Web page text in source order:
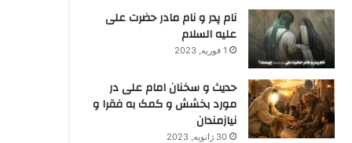
نام پدر و نام مادر حضرت علی
علیه السلام
1 فوریه, 2023
حدیث و سخنان امام علی در
مورد بخشش و کمک به فقرا و
نیازمندان
30 ژانویه, 2023